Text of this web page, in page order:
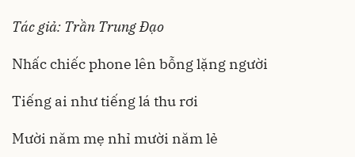
Tác giả: Trần Trung Ðạo
Nhấc chiếc phone lên bỗng lặng người
Tiếng ai như tiếng lá thu rơi
Mười năm mẹ nhỉ mười năm lẻ